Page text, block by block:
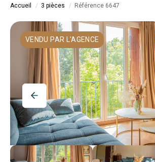
LA MÉTHODE
AIXTY & VOUS
Nos Agences
Nos Équipes
Nos Tarifs
Nos Biens Vendus
Notre City Guide
Accueil 3 pièces Référence 6647
VENDU PAR L'AGENCE